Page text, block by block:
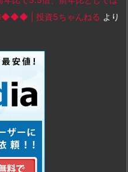
| 投資5ちゃんねる より